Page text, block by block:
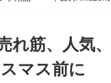
れ筋、人気
マス前に